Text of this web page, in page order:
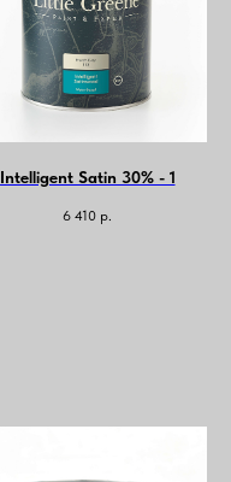
Intelligent Satin 30% - 1
6 410 р.